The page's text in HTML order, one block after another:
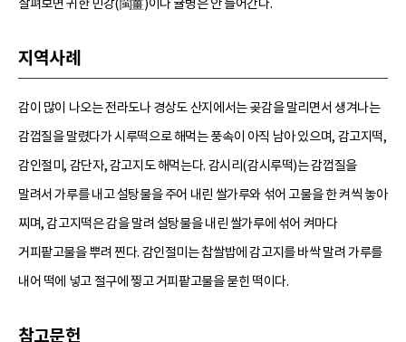
지역사례
감이 많이 나오는 전라도나 경상도 산지에서는 곶감을 말리면서 생겨나는
감껍질을 말렸다가 시루떡으로 해먹는 풍속이 아직 남아 있으며, 감고지떡,
감인절미, 감단자, 감고지도 해먹는다. 감시리(감시루떡)는 감껍질을
말려서 가루를 내고 설탕물을 주어 내린 쌀가루와 섞어 고물을 한 켜씩 놓아
찌며, 감고지떡은 감을 말려 설탕물을 내린 쌀가루에 섞어 켜마다
거피팥고물을 뿌려 찐다. 감인절미는 찹쌀밥에 감고지를 바싹 말려 가루를
내어 떡에 넣고 절구에 찧고 거피팥고물을 묻힌 떡이다.
참고문헌